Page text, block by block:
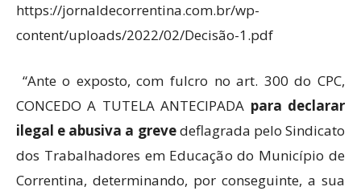
https://jornaldecorrentina.com.br/wp-
content/uploads/2022/02/Decisão-1.pdf
“Ante o exposto, com fulcro no art. 300 do CPC,
CONCEDO A TUTELA ANTECIPADA para declarar
ilegal e abusiva a grevedeflagrada pelo Sindicato
dos Trabalhadores em Educação do Município de
Correntina, determinando, por conseguinte, a sua